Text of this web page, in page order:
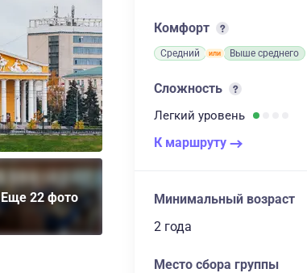
Еще 22 фото
Комфорт
Средний Выше среднего
Сложность
Легкий уровень
К маршруту
Минимальный возраст
2 года
Место сбора группы